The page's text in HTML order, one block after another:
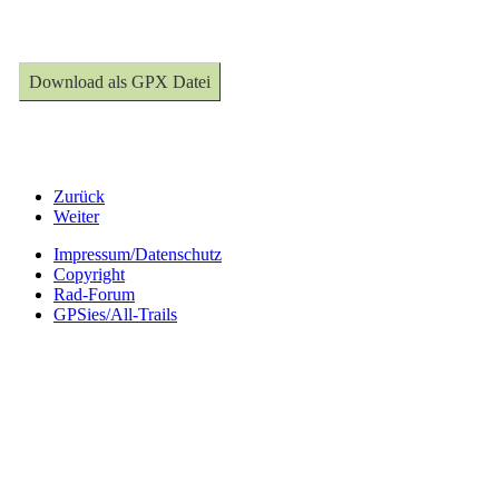
Download als GPX Datei
Zurück
Weiter
Impressum/Datenschutz
Copyright
Rad-Forum
GPSies/All-Trails